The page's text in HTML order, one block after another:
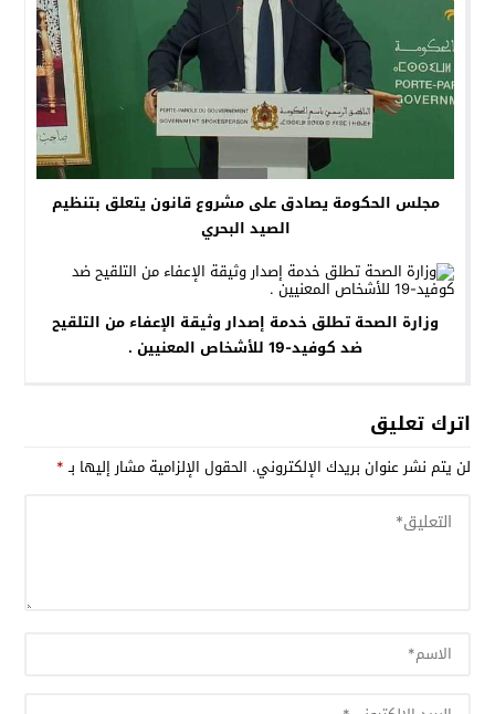
مجلس الحكومة يصادق على مشروع قانون يتعلق بتنظيم
الصيد البحري
وزارة الصحة تطلق خدمة إصدار وثيقة الإعفاء من التلقيح
ضد كوفيد-19 للأشخاص المعنيين .
اترك تعليق
لن يتم نشر عنوان بريدك الإلكتروني. الحقول الإلزامية مشار إليها بـ*